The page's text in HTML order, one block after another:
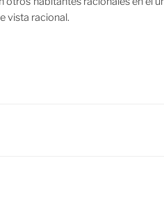
vista racional.